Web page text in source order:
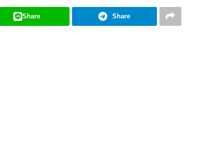
Share Share